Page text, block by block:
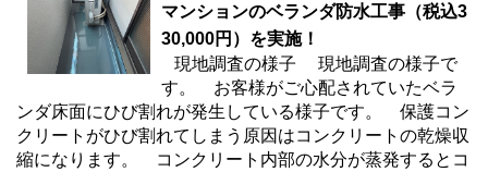
マンションのベランダ防水工事（税込3
30,000円）を実施！
現地調査の様子 現地調査の様子で
す。 お客様がご心配されていたベラ
ンダ床面にひび割れが発生している様子です。 保護コン
クリートがひび割れてしまう原因はコンクリートの乾燥収
縮になります。 コンクリート内部の水分が蒸発するとコ